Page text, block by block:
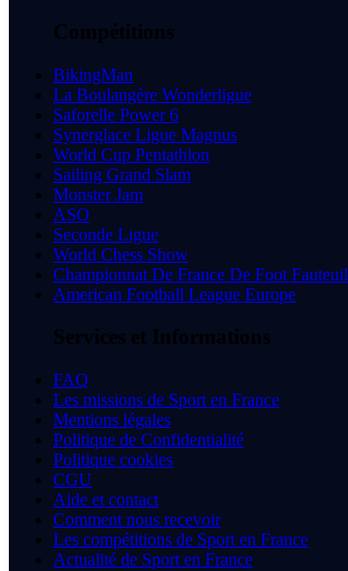
Compétitions
BikingMan
La Boulangère Wonderligue
Saforelle Power 6
Synerglace Ligue Magnus
World Cup Pentathlon
Sailing Grand Slam
Monster Jam
ASO
Seconde Ligue
World Chess Show
Championnat De France De Foot Fauteuil
American Football League Europe
Services et Informations
FAQ
Les missions de Sport en France
Mentions légales
Politique de Confidentialité
Politique cookies
CGU
Aide et contact
Comment nous recevoir
Les compétitions de Sport en France
Actualité de Sport en France